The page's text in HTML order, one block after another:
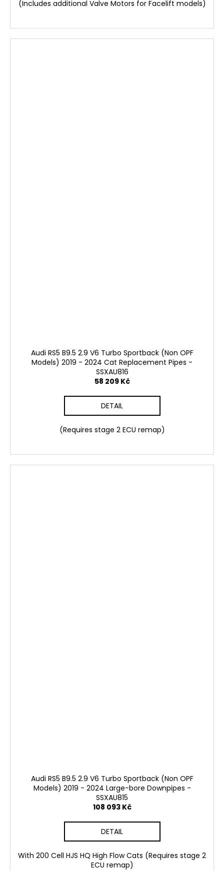
(Includes additional Valve Motors for Facelift models)
Audi RS5 B9.5 2.9 V6 Turbo Sportback (Non OPF
Models) 2019 - 2024 Cat Replacement Pipes -
SSXAU816
58 209 Kč
DETAIL
(Requires stage 2 ECU remap)
Audi RS5 B9.5 2.9 V6 Turbo Sportback (Non OPF
Models) 2019 - 2024 Large-bore Downpipes -
SSXAU815
108 093 Kč
DETAIL
With 200 Cell HJS HQ High Flow Cats (Requires stage 2
ECU remap)